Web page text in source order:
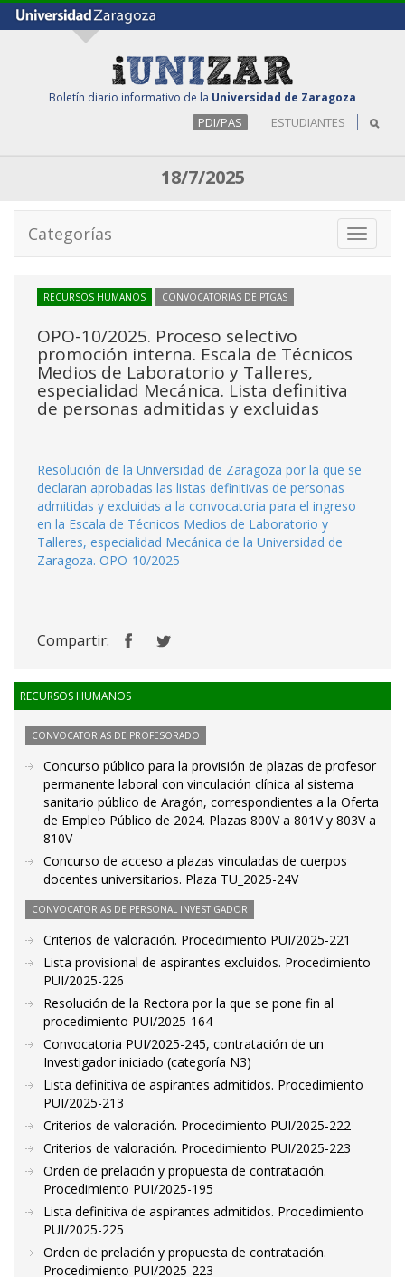
Boletín diario informativo de la Universidad de Zaragoza
PDI/PAS ESTUDIANTES
18/7/2025
Toggle
Categorías
RECURSOS HUMANOS CONVOCATORIAS DE PTGAS
OPO-10/2025. Proceso selectivo
promoción interna. Escala de Técnicos
Medios de Laboratorio y Talleres,
especialidad Mecánica. Lista definitiva
de personas admitidas y excluidas
Resolución de la Universidad de Zaragoza por la que se
declaran aprobadas las listas definitivas de personas
admitidas y excluidas a la convocatoria para el ingreso
en la Escala de Técnicos Medios de Laboratorio y
Talleres, especialidad Mecánica de la Universidad de
Zaragoza. OPO-10/2025
Compartir:
RECURSOS HUMANOS
CONVOCATORIAS DE PROFESORADO
Concurso público para la provisión de plazas de profesor
permanente laboral con vinculación clínica al sistema
sanitario público de Aragón, correspondientes a la Oferta
de Empleo Público de 2024. Plazas 800V a 801V y 803V a
810V
Concurso de acceso a plazas vinculadas de cuerpos
docentes universitarios. Plaza TU_2025-24V
CONVOCATORIAS DE PERSONAL INVESTIGADOR
Criterios de valoración. Procedimiento PUI/2025-221
Lista provisional de aspirantes excluidos. Procedimiento
PUI/2025-226
Resolución de la Rectora por la que se pone fin al
procedimiento PUI/2025-164
Convocatoria PUI/2025-245, contratación de un
Investigador iniciado (categoría N3)
Lista definitiva de aspirantes admitidos. Procedimiento
PUI/2025-213
Criterios de valoración. Procedimiento PUI/2025-222
Criterios de valoración. Procedimiento PUI/2025-223
Orden de prelación y propuesta de contratación.
Procedimiento PUI/2025-195
Lista definitiva de aspirantes admitidos. Procedimiento
PUI/2025-225
Orden de prelación y propuesta de contratación.
Procedimiento PUI/2025-223